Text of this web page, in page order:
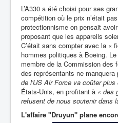
L’A330 a été choisi pour ses
compétition où le prix n’était
protectionnisme on pensait
proposant que les appareils
C’était sans compter avec la «
hommes politiques à Boeing.
membre de la Commission des
des représentants ne manquera
de l'US Air Force va coûter plus
États-Unis, en profitant à « des
refusent de nous soutenir dans
L'affaire "Druyun" plane